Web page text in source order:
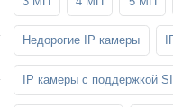
Недорогие IP камеры
IP камеры с поддержкой
Стойки и
телевизоров
Демо-комплекты
Шахтные
SFP-модули
3G/4G LTE и
Мобильные